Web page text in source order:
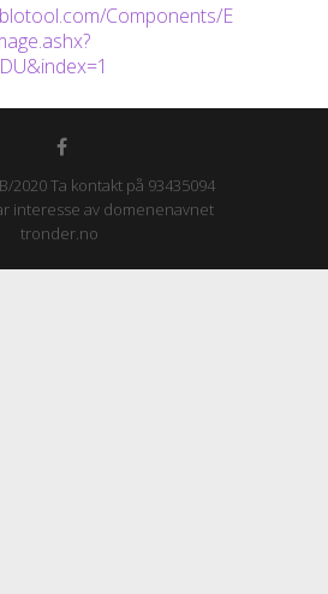
Components/E
2020 Ta kontakt på 93435094
interesse av domenenavnet
tronder.no